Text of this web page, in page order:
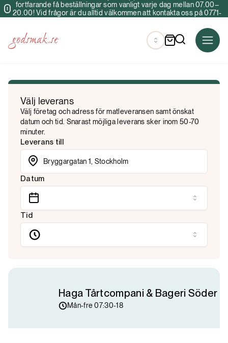
fortfarande få beställningar som vanligt varje dag mellan 07.00–
20.00! Vid frågor är du alltid välkommen att kontakta oss på 0771-
Välj leverans
Välj företag och adress för matleveransen samt önskat
datum och tid. Snarast möjliga leverans sker inom 50-70
minuter.
Leverans till
Datum
Tid
Haga Tårtcompani & Bageri Söder
Mån-fre 07:30-18